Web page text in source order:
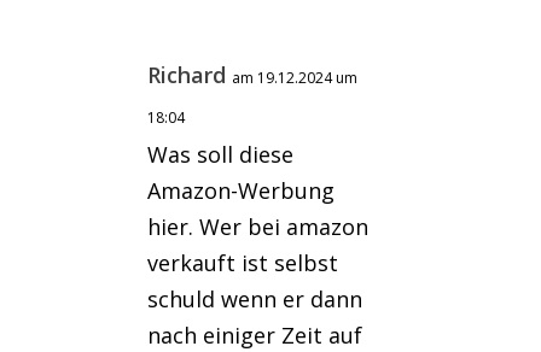
Richard am 19.12.2024 um
18:04
Was soll diese
Amazon-Werbung
hier. Wer bei amazon
verkauft ist selbst
schuld wenn er dann
nach einiger Zeit auf